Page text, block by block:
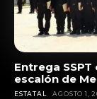
Entrega
escalón de
ESTATAL AGOSTO 1,